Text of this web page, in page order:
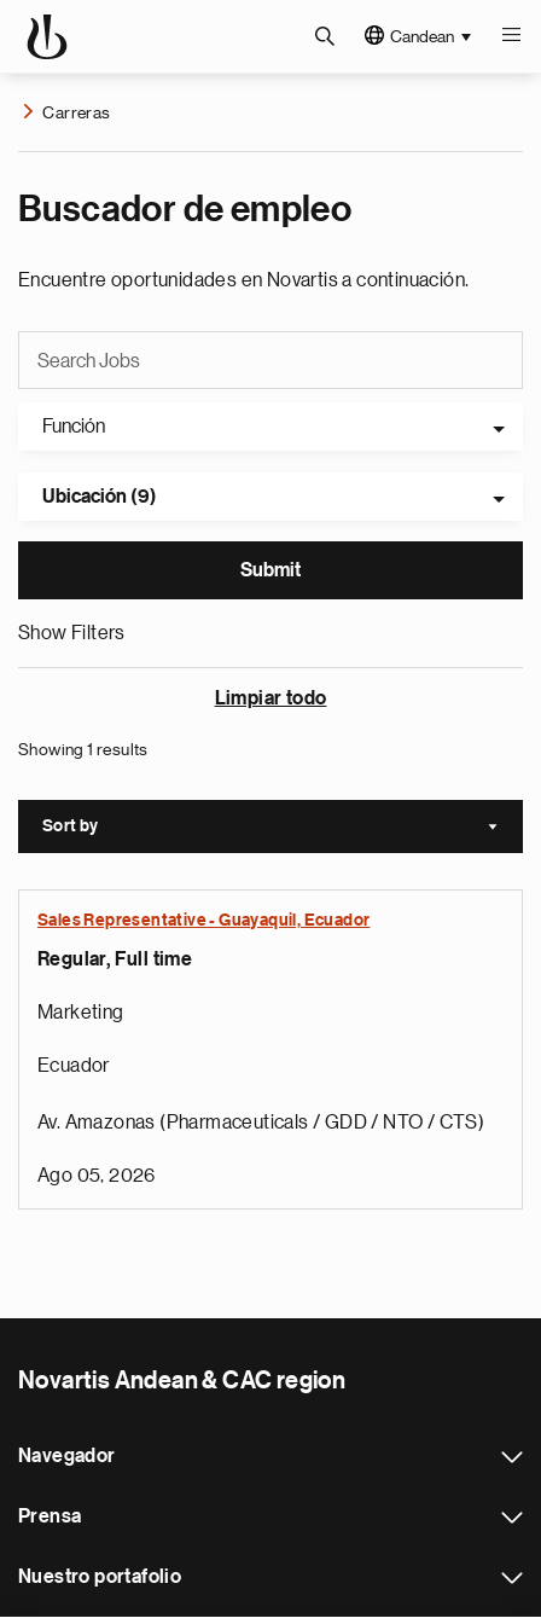
Candean
Carreras
Buscador de empleo
Encuentre oportunidades en Novartis a continuación.
Función
Ubicación (9)
Show Filters
Limpiar todo
Showing 1 results
Sort by Sort
Sales Representative - Guayaquil, Ecuador
Regular, Full time
Marketing
Ecuador
Av. Amazonas (Pharmaceuticals / GDD / NTO / CTS)
Ago 05, 2026
Novartis Andean & CAC region
Navegador
Prensa
Nuestro portafolio